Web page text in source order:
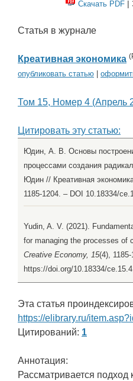
Скачать PDF |
Статья в журнале
Креативная экономика (
опубликовать статью
Том 15, Номер 4 (Апрель
Цитировать эту статью:
Юдин, А. В. Основы
процессами создания
Юдин // Креативная
1185-1204. – DOI 10.18334/
Yudin, A. V. (2021).
for managing the processes of
Creative Economy, 15(4), 1185-
https://doi.org/10.18334/
Эта статья
https://elibrary.ru/
Цитирований: 1
Аннотация:
Рассматривается подход